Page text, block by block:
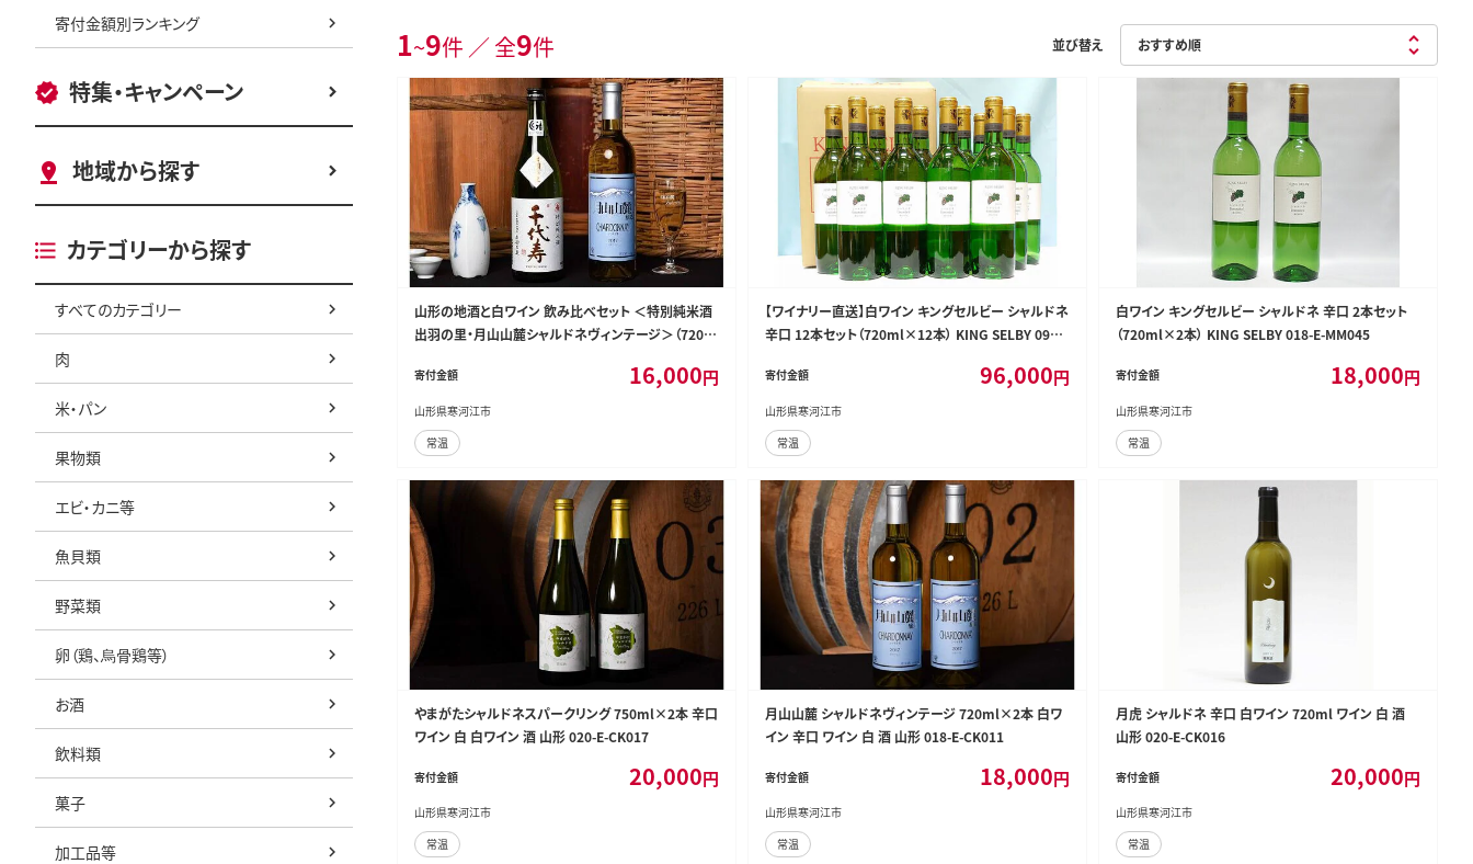
寄付金額別ランキング
特集・キャンペーン
地域から探す
カテゴリーから探す
すべてのカテゴリー
肉
米・パン
果物類
エビ・カニ等
魚貝類
野菜類
卵（鶏、烏骨鶏等）
お酒
飲料類
菓子
加工品等
1~9件 ／ 全9件 並び替え
山形の地酒と白ワイン 飲み比べセット ＜特別純米酒
出羽の里・月山山麓シャルドネヴィンテージ＞（720m
寄付金額 16,000円
山形県寒河江市
常温
【ワイナリー直送】白ワイン キングセルビー シャルドネ
辛口 12本セット（720ml×12本） KING SELBY 096-E
寄付金額 96,000円
山形県寒河江市
常温
白ワイン キングセルビー シャルドネ 辛口 2本セット
（720ml×2本） KING SELBY 018-E-MM045
寄付金額 18,000円
山形県寒河江市
常温
やまがたシャルドネスパークリング 750ml×2本 辛口
ワイン 白 白ワイン 酒 山形 020-E-CK017
寄付金額 20,000円
山形県寒河江市
常温
月山山麓 シャルドネヴィンテージ 720ml×2本 白ワ
イン 辛口 ワイン 白 酒 山形 018-E-CK011
寄付金額 18,000円
山形県寒河江市
常温
月虎 シャルドネ 辛口 白ワイン 720ml ワイン 白 酒
山形 020-E-CK016
寄付金額 20,000円
山形県寒河江市
常温